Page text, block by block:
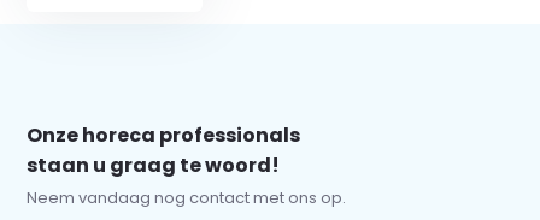
Onze horeca professionals
staan u graag te woord!
Neem vandaag nog contact met ons op.